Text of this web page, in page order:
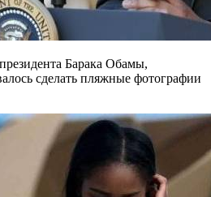
Барака Обамы,
сделать пляжные фотографии